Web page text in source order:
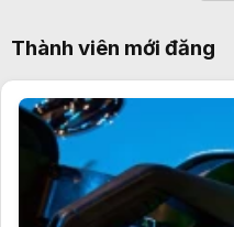
Thành viên mới đăng